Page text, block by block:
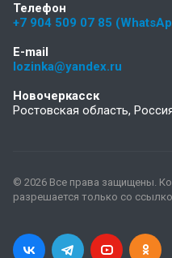
Телефон
+7 904 509 07 85
E-mail
lozinka@yandex.ru
Новочеркасск
Ростовская область,
© 2026 Все права защищены.
разрешается только со